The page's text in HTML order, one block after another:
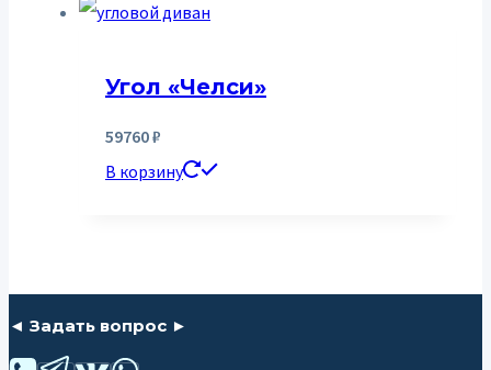
Угол «Челси»
59760₽
В корзину
◄ Задать вопрос ►